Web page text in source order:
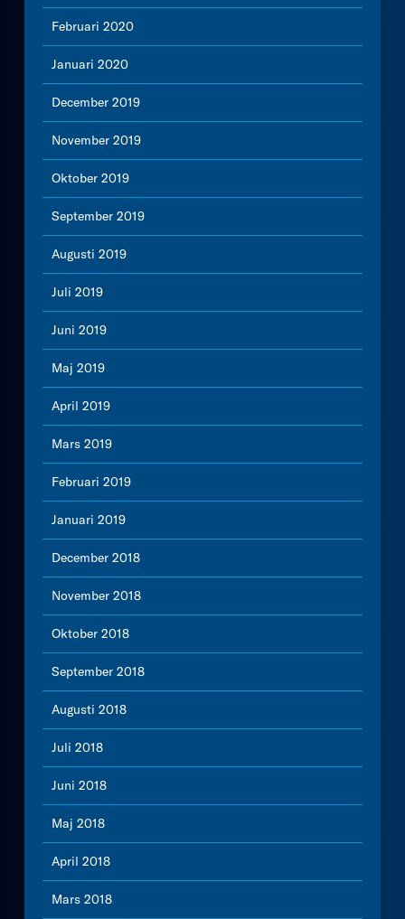
Februari 2020
Januari 2020
December 2019
November 2019
Oktober 2019
September 2019
Augusti 2019
Juli 2019
Juni 2019
Maj 2019
April 2019
Mars 2019
Februari 2019
Januari 2019
December 2018
November 2018
Oktober 2018
September 2018
Augusti 2018
Juli 2018
Juni 2018
Maj 2018
April 2018
Mars 2018